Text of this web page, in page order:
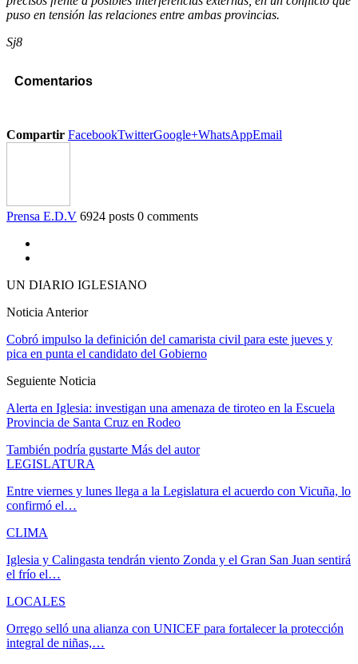
puso en tensión las relaciones entre ambas provincias.
Sj8
Comentarios
Compartir FacebookTwitterGoogle+WhatsAppEmail
Prensa E.D.V 6924 posts 0 comments
UN DIARIO IGLESIANO
Noticia Anterior
Cobró impulso la definición del camarista civil para este jueves y
pica en punta el candidato del Gobierno
Seguiente Noticia
Alerta en Iglesia: investigan una amenaza de tiroteo en la Escuela
Provincia de Santa Cruz en Rodeo
También podría gustarte Más del autor
LEGISLATURA
Entre viernes y lunes llega a la Legislatura el acuerdo con Vicuña, lo
confirmó el…
CLIMA
Iglesia y Calingasta tendrán viento Zonda y el Gran San Juan sentirá
el frío el…
LOCALES
Orrego selló una alianza con UNICEF para fortalecer la protección
integral de niñas,…